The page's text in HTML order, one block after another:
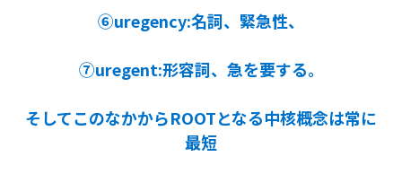
⑥uregency:名詞、緊急性、
⑦uregent:形容詞、急を要する。
そしてこのなかからROOTとなる中核概念は常に
最短